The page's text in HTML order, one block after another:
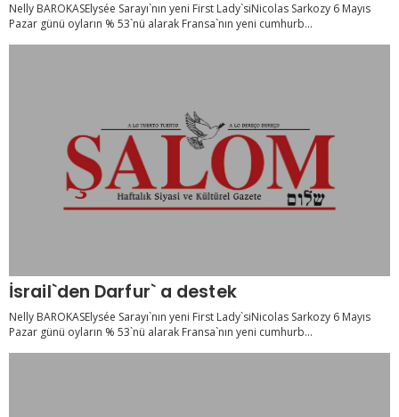
Nelly BAROKASElysée Sarayı`nın yeni First Lady`siNicolas Sarkozy 6 Mayıs
Pazar günü oyların % 53`nü alarak Fransa`nın yeni cumhurb...
İsrail`den Darfur` a destek
Nelly BAROKASElysée Sarayı`nın yeni First Lady`siNicolas Sarkozy 6 Mayıs
Pazar günü oyların % 53`nü alarak Fransa`nın yeni cumhurb...